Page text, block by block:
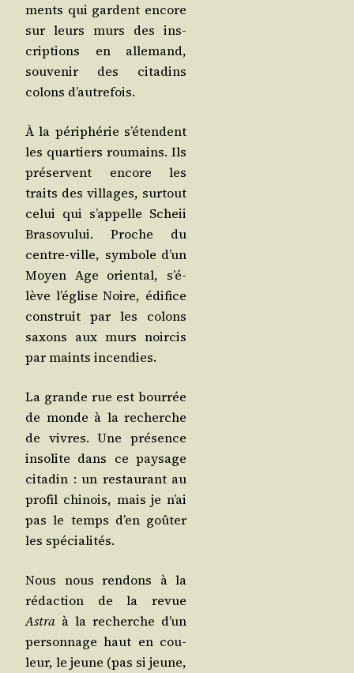
ments qui gardent encore
sur leurs murs des ins­
crip­tions en alle­mand,
sou­ve­nir des cita­dins
colons d’autrefois.
À la péri­phé­rie s’é­tendent
les quar­tiers rou­mains. Ils
pré­servent encore les
traits des vil­lages, sur­tout
celui qui s’ap­pelle Scheii
Bra­so­vu­lui. Proche du
centre-ville, sym­bole d’un
Moyen Age orien­tal, s’é­
lève l’é­glise Noire, édi­fice
construit par les colons
saxons aux murs noir­cis
par maints incendies.
La grande rue est bour­rée
de monde à la recherche
de vivres. Une pré­sence
inso­lite dans ce pay­sage
cita­din : un res­tau­rant au
pro­fil chi­nois, mais je n’ai
pas le temps d’en goû­ter
les spécialités.
Nous nous ren­dons à la
rédac­tion de la revue
Astra à la recherche d’un
per­son­nage haut en cou­
leur, le jeune (pas si jeune,